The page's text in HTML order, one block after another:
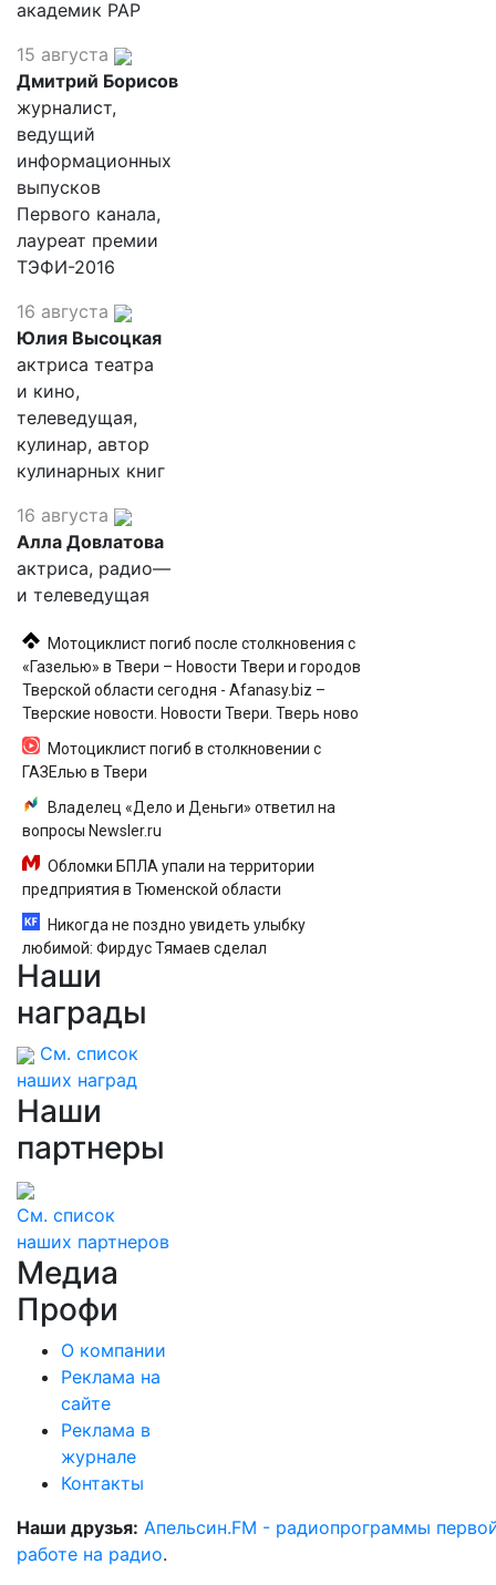
академик РАР
15 августа
Дмитрий Борисов
журналист,
ведущий
информационных
выпусков
Первого канала,
лауреат премии
ТЭФИ-2016
16 августа
Юлия Высоцкая
актриса театра
и кино,
телеведущая,
кулинар, автор
кулинарных книг
16 августа
Алла Довлатова
актриса, радио—
и телеведущая
Мотоциклист погиб после столкновения с
«Газелью» в Твери – Новости Твери и городов
Тверской области сегодня - Afanasy.biz –
Тверские новости. Новости Твери. Тверь ново
Мотоциклист погиб в столкновении с
ГАЗЕлью в Твери
Владелец «Дело и Деньги» ответил на
вопросы Newsler.ru
Обломки БПЛА упали на территории
предприятия в Тюменской области
Никогда не поздно увидеть улыбку
любимой: Фирдус Тямаев сделал
предложение прямо во время концерта
Наши
награды
См. список
наших наград
Наши
партнеры
См. список
наших партнеров
Медиа
Профи
О компании
Реклама на
сайте
Реклама в
журнале
Контакты
Наши друзья: Апельсин.FM - радиопрограммы
работе на радио.